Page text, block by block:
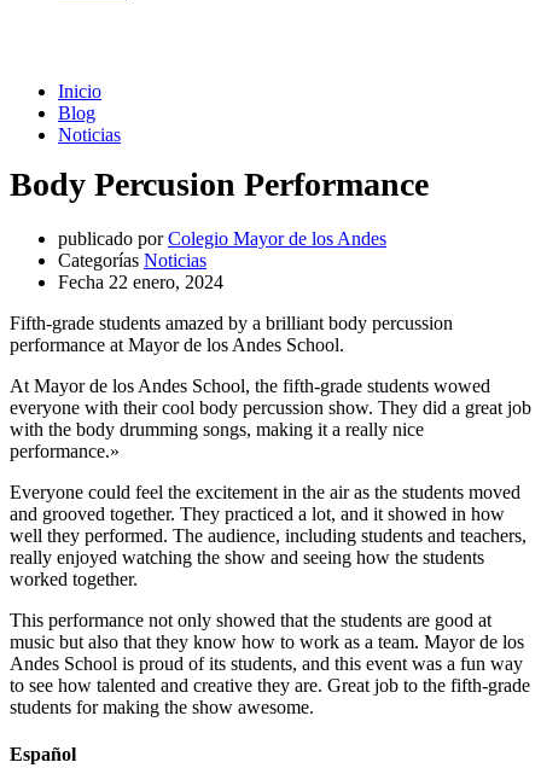
Inicio
Blog
Noticias
Body Percusion Performance
publicado por Colegio Mayor de los Andes
Categorías Noticias
Fecha 22 enero, 2024
Fifth-grade students amazed by a brilliant body percussion
performance at Mayor de los Andes School.
At Mayor de los Andes School, the fifth-grade students wowed
everyone with their cool body percussion show. They did a great job
with the body drumming songs, making it a really nice
performance.»
Everyone could feel the excitement in the air as the students moved
and grooved together. They practiced a lot, and it showed in how
well they performed. The audience, including students and teachers,
really enjoyed watching the show and seeing how the students
worked together.
This performance not only showed that the students are good at
music but also that they know how to work as a team. Mayor de los
Andes School is proud of its students, and this event was a fun way
to see how talented and creative they are. Great job to the fifth-grade
students for making the show awesome.
Español